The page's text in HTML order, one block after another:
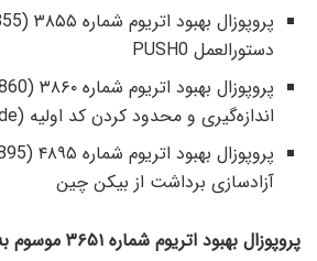
دستورالعمل PUSH0
اندازه‌گیری و محدود کردن کد اولیه (init code)
آزادسازی برداشت از بیکن چین
پروپوزال بهبود اتریوم شماره ۳۶۵۱ موسوم به WARM Coinbase: